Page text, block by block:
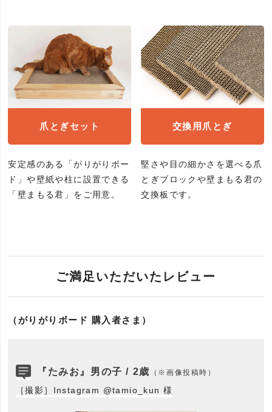
爪とぎセット
安定感のある「がりがりボー
ド」や壁紙や柱に設置できる
「壁まもる君」をご用意。
交換用爪とぎ
堅さや目の細かさを選べる爪
とぎブロックや壁まもる君の
交換板です。
ご満足いただいたレビュー
（がりがりボード 購入者さま）
『たみお』男の子 / 2歳 （※画像投稿時）
［撮影］Instagram @tamio_kun 様